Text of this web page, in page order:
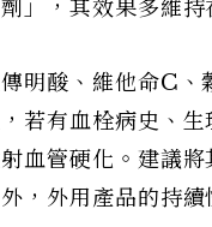
」，其效果多維持
明酸、維他命C
若有血栓病史、
血管硬化。建議
，外用產品的持